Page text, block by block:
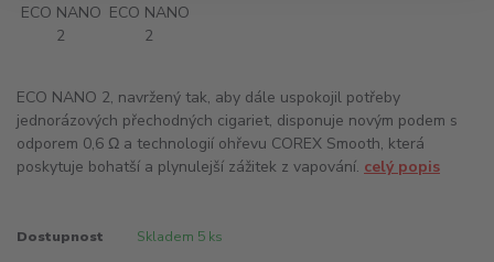
ECO NANO 2, navržený tak, aby dále uspokojil potřeby
jednorázových přechodných cigariet, disponuje novým podem s
odporem 0,6 Ω a technologií ohřevu COREX Smooth, která
poskytuje bohatší a plynulejší zážitek z vapování. celý popis
Dostupnost Skladem 5 ks